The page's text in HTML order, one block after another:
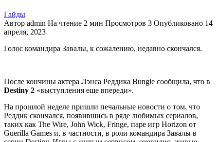
Гайды
Автор admin На чтение 2 мин Просмотров 3 Опубликовано 14
апреля, 2023
Голос командира Завалы, к сожалению, недавно скончался.
После кончины актера Лэнса Реддика Bungie сообщила, что в
Destiny 2 «выступления еще впереди».
На прошлой неделе пришли печальные новости о том, что
Реддик скончался, появившись в ряде любимых сериалов,
таких как The Wire, John Wick, Fringe, паре игр Horizon от
Guerilla Games и, в частности, в роли командира Завалы в